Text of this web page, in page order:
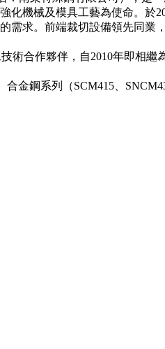
機械及模具工藝為使命。
求。前端裁切設備領先同
合作夥伴，自2010年即相
金鋼系列（SCM415、